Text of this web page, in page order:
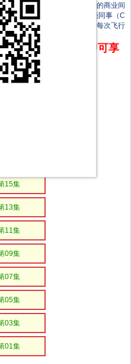
临破产的廉价航空老板Porn的商业间
航空公司。由于一群奇葩同事（C
趟航班都状况百出的乘客，每次飞行
：点击下方链接 即可享
雷无法下载
15集
13集
11集
09集
07集
05集
03集
01集